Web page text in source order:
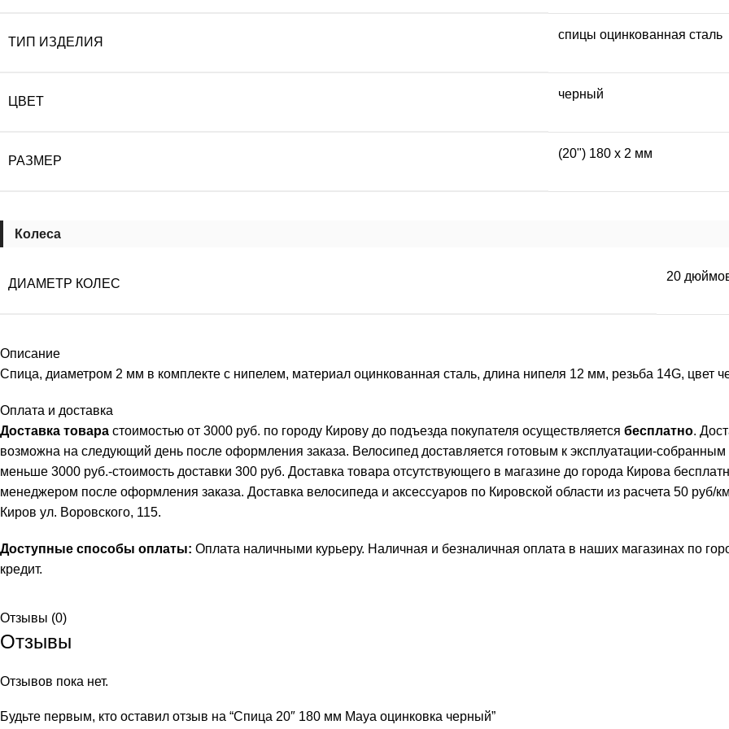
ТИП ИЗДЕЛИЯ
спицы оцинкованная сталь
ЦВЕТ
черный
РАЗМЕР
(20") 180 х 2 мм
Колеса
ДИАМЕТР КОЛЕС
20
Описание
Спица, диаметром 2 мм в комплекте с нипелем, материал оцинкованная сталь, длина нипеля 12 мм, резьба 14G, цвет
Оплата и доставка
Доставка товара стоимостью от 3000 руб. по городу Кирову до подъезда покупателя осуществляется бесплатно.
возможна на следующий день после оформления заказа. Велосипед доставляется готовым к эксплуатации-
меньше 3000 руб.-стоимость доставки 300 руб. Доставка товара отсутствующего в магазине до города Кирова
менеджером после оформления заказа. Доставка велосипеда и аксессуаров по Кировской области из расчета 50 руб/
Киров ул. Воровского, 115.
Доступные способы оплаты: Оплата наличными курьеру. Наличная и безналичная оплата в наших магазинах по
кредит.
Отзывы (0)
Отзывы
Отзывов пока нет.
Будьте первым, кто оставил отзыв на “Спица 20″ 180 мм Maya оцинковка черный”